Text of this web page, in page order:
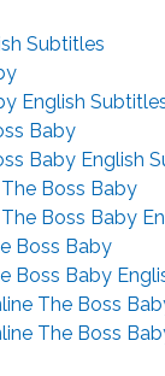
Subtitles
English
Baby
Baby English
Boss Baby
Boss Baby
Boss Baby
Boss Baby
The Boss
The Boss